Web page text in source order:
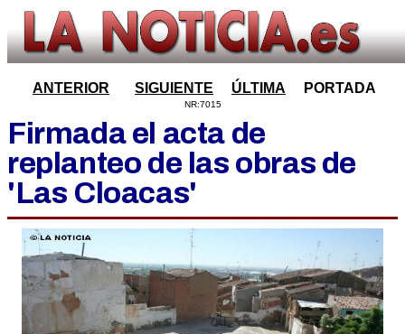
ANTERIOR SIGUIENTE ÚLTIMA PORTADA
NR:7015
Firmada el acta de
replanteo de las obras de
'Las Cloacas'